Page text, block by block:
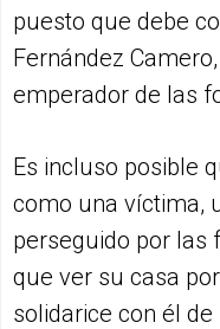
puesto que debe
Fernández
emperador de las
Es incluso posible
como una víctima,
perseguido por las
que ver su casa
solidarice con él